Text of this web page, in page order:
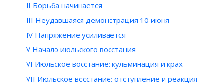
II Борьба начинается
III Неудавшаяся демонстрация 10 июня
IV Напряжение усиливается
V Начало июльского восстания
VI Июльское восстание: кульминация и крах
VII Июльское восстание: отступление и реакция